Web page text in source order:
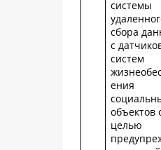
системы
сбора
с
систем
ения
объектов
целью